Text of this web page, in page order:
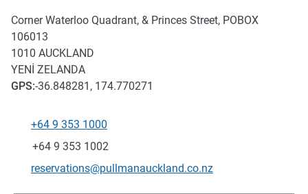
Corner Waterloo Quadrant, & Princes Street, POBOX
106013
1010 AUCKLAND
YENI ZELANDA
GPS:-36.848281, 174.770271
Telefon
+64 9 353 1000
Faks
+64 9 353 1002
İletişim için e-posta
reservations@pullmanauckland.co.nz